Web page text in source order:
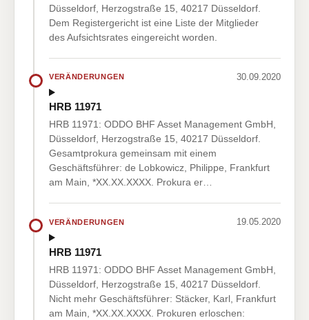
Düsseldorf, Herzogstraße 15, 40217 Düsseldorf.
Dem Registergericht ist eine Liste der Mitglieder
des Aufsichtsrates eingereicht worden.
VERÄNDERUNGEN 30.09.2020
HRB 11971
HRB 11971: ODDO BHF Asset Management GmbH,
Düsseldorf, Herzogstraße 15, 40217 Düsseldorf.
Gesamtprokura gemeinsam mit einem
Geschäftsführer: de Lobkowicz, Philippe, Frankfurt
am Main, *XX.XX.XXXX. Prokura er…
VERÄNDERUNGEN 19.05.2020
HRB 11971
HRB 11971: ODDO BHF Asset Management GmbH,
Düsseldorf, Herzogstraße 15, 40217 Düsseldorf.
Nicht mehr Geschäftsführer: Stäcker, Karl, Frankfurt
am Main, *XX.XX.XXXX. Prokuren erloschen: